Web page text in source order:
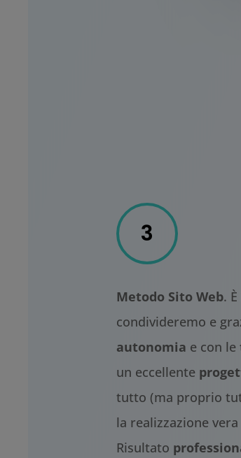
3
Metodo Sito Web.
condivideremo e
autonomia e con le
un eccellente
tutto (ma proprio
la realizzazione
Risultato